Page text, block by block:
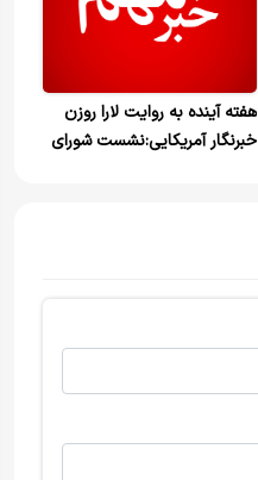
مطمئنم ایران عمداً این کار را
نکرده، اما این اتفاق افتاد؛ و به
آنجا گرفتار شده‌اند
هفته آینده به روایت لارا روزن
خبرنگار آمریکایی:نشست شورای